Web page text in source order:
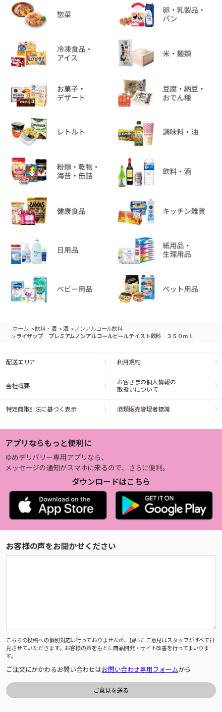
ホーム >飲料・酒 > 酒 > ノンアルコール飲料
> ライザップ プレミアムノンアルコールビールテイスト飲料 ３５０ｍｌ
配送エリア 利用規約
会社概要
お客さまの個人情報の
取扱いについて
特定商取引法に基づく表示 酒類販売管理者標識
アプリならもっと便利に
ゆめデリバリー専用アプリなら、
メッセージの通知がスマホに来るので、さらに便利。
ダウンロードはこちら
お客様の声をお聞かせください
こちらの投稿への個別対応は行っておりませんが、頂いたご意見はスタッフがすべて拝
見させていただきます。お客様の声をもとに商品開発・サイト改善を行ってまいりま
す。
ご注文にかかわるお問い合わせはお問い合わせ専用フォームから